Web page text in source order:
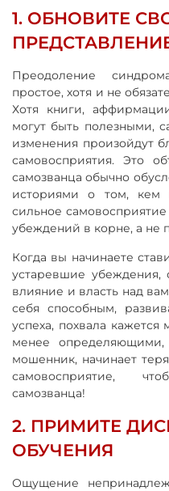
1. ОБНОВИТЕ
Преодоление
простое, хотя и не
Хотя книги,
могут быть полезными,
изменения произойдут
самовосприятия. Это
самозванца обычно
историями о том, кем
сильное
убеждений в корне, а не
Когда вы начинаете
устаревшие убеждения,
влияние и власть над
себя способным,
успеха, похвала
менее
мошенник, начинает
самовосприятие,
самозванца!
2. ПРИМИТЕ
ОБУЧЕНИЯ
Ощущение